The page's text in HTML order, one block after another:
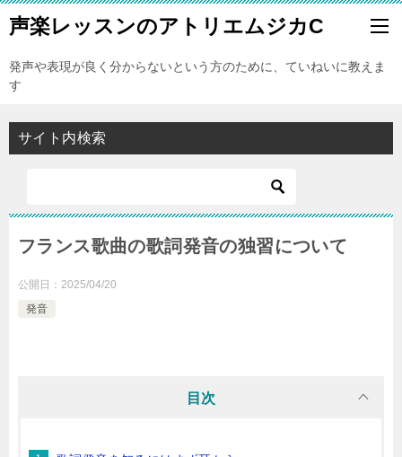
声楽レッスンのアトリエムジカC
発声や表現が良く分からないという方のために、ていねいに教えま
す
サイト内検索
フランス歌曲の歌詞発音の独習について
公開日： 2025/04/20
発音
目次